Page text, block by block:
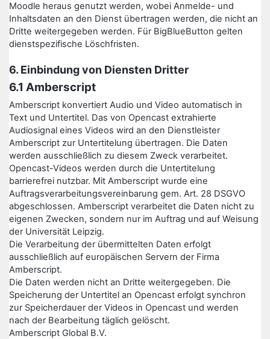
Moodle heraus genutzt werden, wobei Anmelde- und
Inhaltsdaten an den Dienst übertragen werden, die nicht an
Dritte weitergegeben werden. Für BigBlueButton gelten
dienstspezifische Löschfristen.
6. Einbindung von Diensten Dritter
6.1 Amberscript
Amberscript konvertiert Audio und Video automatisch in
Text und Untertitel. Das von Opencast extrahierte
Audiosignal eines Videos wird an den Dienstleister
Amberscript zur Untertitelung übertragen. Die Daten
werden ausschließlich zu diesem Zweck verarbeitet.
Opencast-Videos werden durch die Untertitelung
barrierefrei nutzbar. Mit Amberscript wurde eine
Auftragsverarbeitungsvereinbarung gem. Art. 28 DSGVO
abgeschlossen. Amberscript verarbeitet die Daten nicht zu
eigenen Zwecken, sondern nur im Auftrag und auf Weisung
der Universität Leipzig.
Die Verarbeitung der übermittelten Daten erfolgt
ausschließlich auf europäischen Servern der Firma
Amberscript.
Die Daten werden nicht an Dritte weitergegeben. Die
Speicherung der Untertitel an Opencast erfolgt synchron
zur Speicherdauer der Videos in Opencast und werden
nach der Bearbeitung täglich gelöscht.
Amberscript Global B.V.